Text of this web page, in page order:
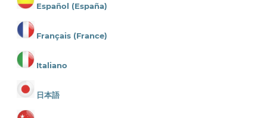
Español (España)
Français (France)
Italiano
日本語